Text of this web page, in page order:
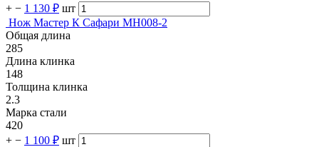
+ − 1 130 ₽ шт
Нож Мастер К Сафари MH008-2
Общая длина
285
Длина клинка
148
Толщина клинка
2.3
Марка стали
420
+ − 1 100 ₽ шт